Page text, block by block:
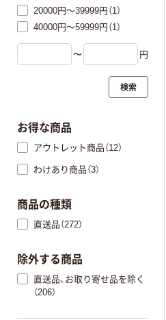
20000円～39999円（1）
40000円～59999円（1）
〜 円
検索
お得な商品
アウトレット商品（12）
わけあり商品（3）
商品の種類
直送品（272）
除外する商品
直送品、お取り寄せ品を除く
（206）